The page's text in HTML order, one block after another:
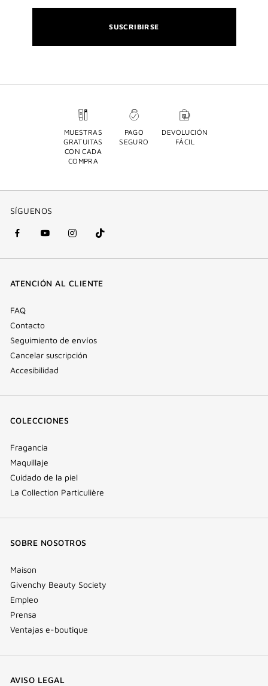
SUSCRIBIRSE
MUESTRAS
GRATUITAS
CON CADA
COMPRA
PAGO
SEGURO
DEVOLUCIÓN
FÁCIL
SÍGUENOS
Facebook
(nueva
YouTube
(nueva
Instagram
(nueva
Tik
Tok
ventana)
ATENCIÓN AL CLIENTE
FAQ
Contacto
Seguimiento de envíos
Cancelar suscripción
Accesibilidad
COLECCIONES
Fragancia
Maquillaje
Cuidado de la piel
La Collection Particulière
SOBRE NOSOTROS
Maison
Givenchy Beauty Society
Empleo
Prensa
Ventajas e-boutique
AVISO LEGAL